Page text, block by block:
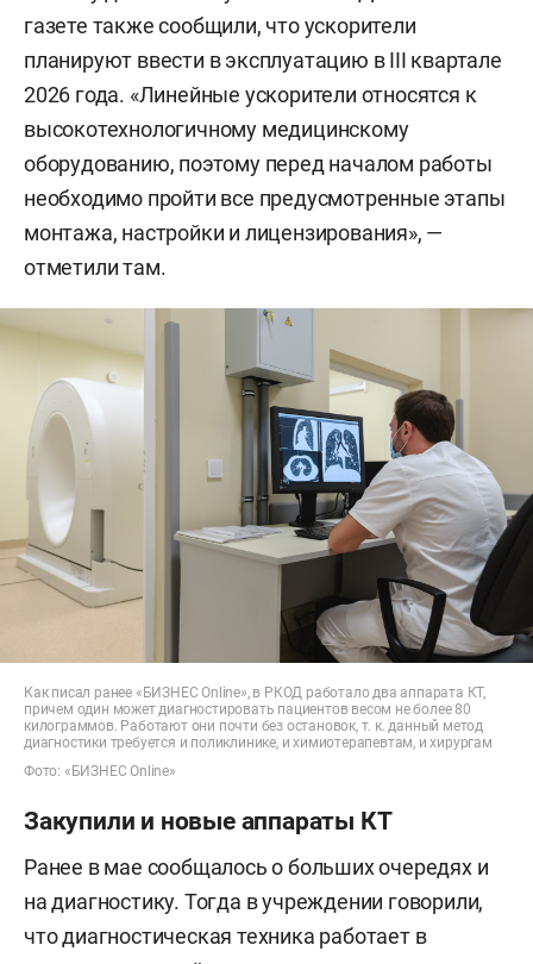
газете также сообщили, что ускорители
планируют ввести в эксплуатацию в III квартале
2026 года. «Линейные ускорители относятся к
высокотехнологичному медицинскому
оборудованию, поэтому перед началом работы
необходимо пройти все предусмотренные этапы
монтажа, настройки и лицензирования», —
отметили там.
Как писал ранее «БИЗНЕС Online», в РКОД работало два аппарата КТ,
причем один может диагностировать пациентов весом не более 80
килограммов. Работают они почти без остановок, т. к. данный метод
диагностики требуется и поликлинике, и химиотерапевтам, и хирургам
Фото: «БИЗНЕС Online»
Закупили и новые аппараты КТ
Ранее в мае сообщалось о больших очередях и
на диагностику. Тогда в учреждении говорили,
что диагностическая техника работает в